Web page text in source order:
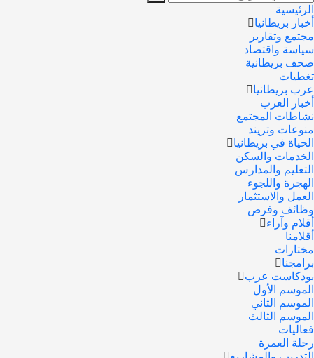
الرئيسية
أخبار بريطانيا
مجتمع وتقارير
سياسة واقتصاد
صحف بريطانية
تغطيات
عرب بريطانيا
أخبار العرب
نشاطات المجتمع
منوعات وتريند
الحياة في بريطانيا
الخدمات والسكن
التعليم والمدارس
الهجرة واللجوء
العمل والاستثمار
وظائف وفرص
أقلام وآراء
أقلامنا
مختارات
برامجنا
بودكاست عرب
الموسم الأول
الموسم الثاني
الموسم الثالث
فعاليات
رحلة العمرة